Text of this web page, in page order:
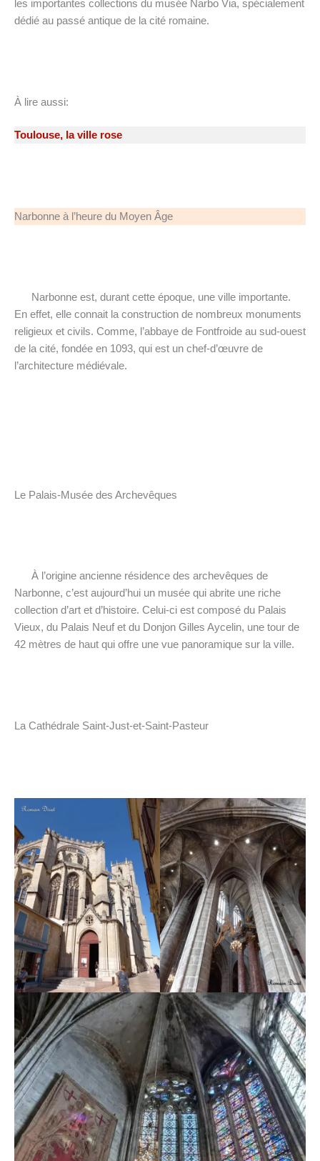
les importantes collections du musée Narbo Via, spécialement
dédié au passé antique de la cité romaine.
À lire aussi:
Toulouse, la ville rose
Narbonne à l’heure du Moyen Âge
Narbonne est, durant cette époque, une ville importante.
En effet, elle connait la construction de nombreux monuments
religieux et civils. Comme, l’abbaye de Fontfroide au sud-ouest
de la cité, fondée en 1093, qui est un chef-d’œuvre de
l’architecture médiévale.
Le Palais-Musée des Archevêques
À l’origine ancienne résidence des archevêques de
Narbonne, c’est aujourd’hui un musée qui abrite une riche
collection d’art et d’histoire. Celui-ci est composé du Palais
Vieux, du Palais Neuf et du Donjon Gilles Aycelin, une tour de
42 mètres de haut qui offre une vue panoramique sur la ville.
La Cathédrale Saint-Just-et-Saint-Pasteur